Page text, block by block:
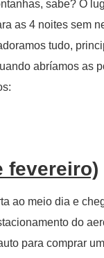
sabe? O
as 4 noites sem
tudo,
abríamos as
fevereiro)
ao meio dia e
do
para comprar